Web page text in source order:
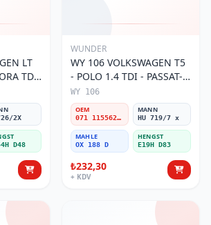
LT
2X
D48
WUNDER
WY 106 VOLKSWAGEN T5
- POLO 1.4 TDI - PASSAT-
JETTA 03-11 071 115562 A
Yağ Filtresi
WY 106
OEM
071 115562 A
MANN
HU 719/7 x
MAHLE
OX 188 D
HENGST
E19H D83
₺232,30
+ KDV